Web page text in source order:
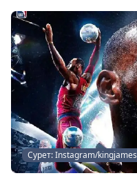
Сурет: Instagram/kingjames